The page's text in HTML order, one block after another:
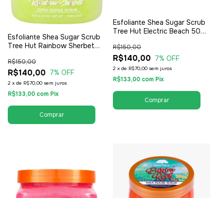
Esfoliante Shea Sugar Scrub
Tree Hut Rainbow Sherbet
R$140,00
R$150,00
7% OFF
2 x de R$70,00 sem juros
R$133,00 com Pix
Esfoliante Shea Sugar Scrub
Tree Hut Electric Beach 500g
R$140,00
R$150,00
7% OFF
2 x de R$70,00 sem juros
R$133,00 com Pix